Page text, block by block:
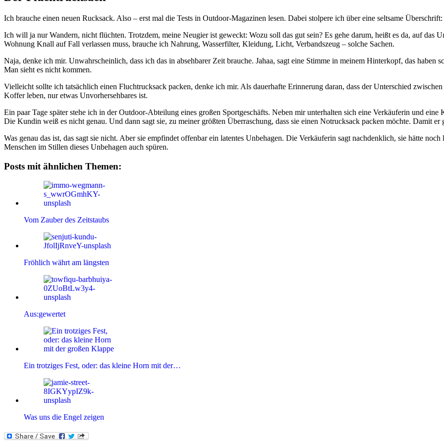
Ich brauche einen neuen Rucksack. Also – erst mal die Tests in Outdoor-Magazinen lesen. Dabei stolpere ich über eine seltsame
Ich will ja nur Wandern, nicht flüchten. Trotzdem, meine Neugier ist geweckt: Wozu soll das gut sein? Es gehe darum, heißt es da, auf das
Wohnung Knall auf Fall verlassen muss, brauche ich Nahrung, Wasserfilter, Kleidung, Licht, Verbandszeug – solche Sachen.
Naja, denke ich mir. Unwahrscheinlich, dass ich das in absehbarer Zeit brauche. Jahaa, sagt eine Stimme in meinem Hinterkopf, das haben
Man sieht es nicht kommen.
Vielleicht sollte ich tatsächlich einen Fluchtrucksack packen, denke ich mir. Als dauerhafte Erinnerung daran, dass der Unterschied
Koffer leben, nur etwas Unvorhersehbares ist.
Ein paar Tage später stehe ich in der Outdoor-Abteilung eines großen Sportgeschäfts. Neben mir unterhalten sich eine Verkäuferin und
Die Kundin weiß es nicht genau. Und dann sagt sie, zu meiner größten Überraschung, dass sie einen Notrucksack packen möchte. Damit er
Was genau das ist, das sagt sie nicht. Aber sie empfindet offenbar ein latentes Unbehagen. Die Verkäuferin sagt nachdenklich, sie hätte
Menschen im Stillen dieses Unbehagen auch spüren.
Posts mit ähnlichen Themen:
Vom Zauber des Zeitstaubs
Fröhlich währt am längsten
Aus:gewertet
Ein trotziges Fest, oder: das kleine Horn mit der…
Was uns die Engel zeigen